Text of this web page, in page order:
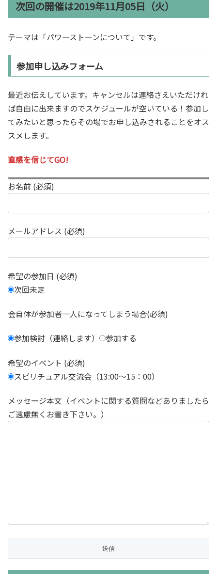
次回の開催は2019年11月05日（火）
テーマは「パワーストーンについて」です。
参加申し込みフォーム
最近お伝えしています。キャンセルは連絡さえいただけれ
ば自由に出来ますのでスケジュールが空いている！参加し
てみたいと思ったらその場でお申し込みされることをオス
スメします。
直感を信じてGO!
お名前 (必須)
メールアドレス (必須)
希望の参加日 (必須)
次回未定
会自体が参加者一人になってしまう場合(必須)
参加検討（連絡します） 参加する
希望のイベント (必須)
スピリチュアル交流会（13:00～15：00）
メッセージ本文（イベントに関する質問などありましたら
ご遠慮無くお書き下さい。）